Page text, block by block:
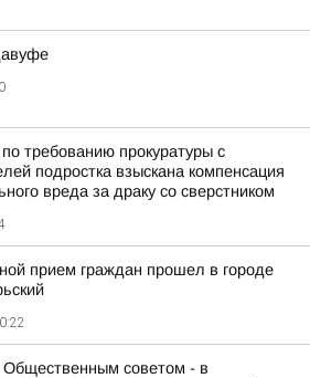
требованию прокуратуры с
подростка взыскана компенсация
вреда за драку со сверстником
прием граждан прошел в городе
Общественным советом - в